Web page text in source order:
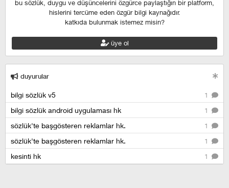
bu sözlük, duygu ve düşüncelerini özgürce paylaştığın bir platform,
hislerini tercüme eden özgür bilgi kaynağıdır.
katkıda bulunmak istemez misin?
üye ol
duyurular
1
bilgi sözlük v5
1
bilgi sözlük android uygulaması hk
1
sözlük'te başgösteren reklamlar hk.
1
sözlük'te başgösteren reklamlar hk.
1
kesinti hk